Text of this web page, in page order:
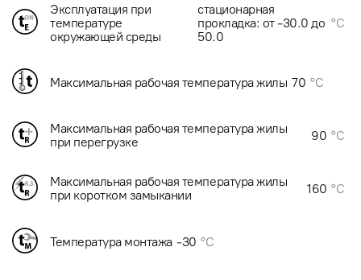
Эксплуатация при
температуре
окружающей среды
стационарная
прокладка: от -30.0 до
50.0
°C
Максимальная рабочая температура жилы 70 °C
Максимальная рабочая температура жилы
при перегрузке
90 °C
Максимальная рабочая температура жилы
при коротком замыкании
160 °C
Температура монтажа -30 °C